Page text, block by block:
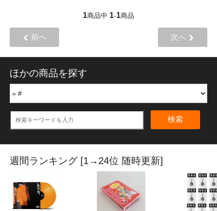
1商品中 1-1商品
前へ 次へ
ほかの商品を探す
検索
週間ランキング [1→24位 随時更新]